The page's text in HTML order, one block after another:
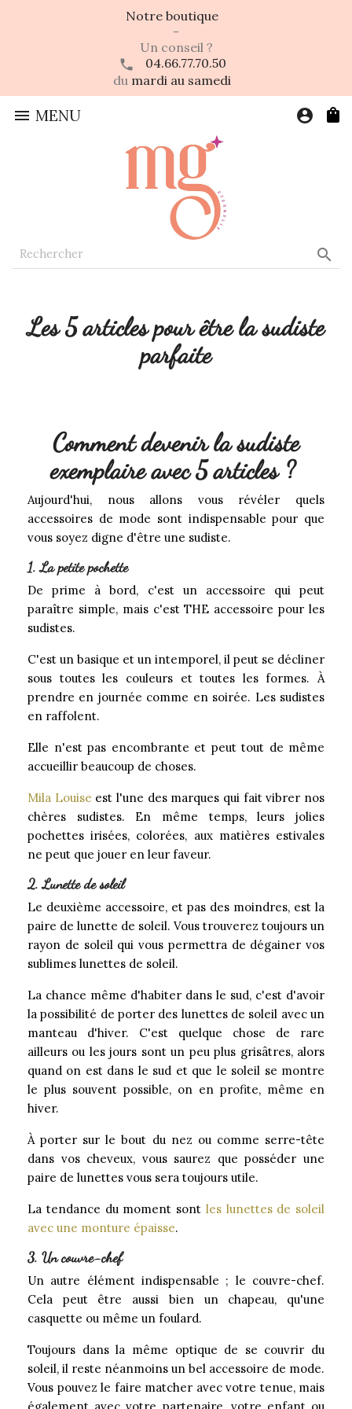
Notre boutique
-
Un conseil ?
04.66.77.70.50
du mardi au samedi
 MENU account_circle

Les 5 articles pour être la sudiste
parfaite
Comment devenir la sudiste
exemplaire avec 5 articles ?
Aujourd'hui, nous allons vous révéler quels
accessoires de mode sont indispensable pour que
vous soyez digne d'être une sudiste.
1. La petite pochette
De prime à bord, c'est un accessoire qui peut
paraître simple, mais c'est THE accessoire pour les
sudistes.
C'est un basique et un intemporel, il peut se décliner
sous toutes les couleurs et toutes les formes. À
prendre en journée comme en soirée. Les sudistes
en raffolent.
Elle n'est pas encombrante et peut tout de même
accueillir beaucoup de choses.
Mila Louise est l'une des marques qui fait vibrer nos
chères sudistes. En même temps, leurs jolies
pochettes irisées, colorées, aux matières estivales
ne peut que jouer en leur faveur.
2. Lunette de soleil
Le deuxième accessoire, et pas des moindres, est la
paire de lunette de soleil. Vous trouverez toujours un
rayon de soleil qui vous permettra de dégainer vos
sublimes lunettes de soleil.
La chance même d'habiter dans le sud, c'est d'avoir
la possibilité de porter des lunettes de soleil avec un
manteau d'hiver. C'est quelque chose de rare
ailleurs ou les jours sont un peu plus grisâtres, alors
quand on est dans le sud et que le soleil se montre
le plus souvent possible, on en profite, même en
hiver.
À porter sur le bout du nez ou comme serre-tête
dans vos cheveux, vous saurez que posséder une
paire de lunettes vous sera toujours utile.
La tendance du moment sont les lunettes de soleil
avec une monture épaisse.
3. Un couvre-chef
Un autre élément indispensable ; le couvre-chef.
Cela peut être aussi bien un chapeau, qu'une
casquette ou même un foulard.
Toujours dans la même optique de se couvrir du
soleil, il reste néanmoins un bel accessoire de mode.
Vous pouvez le faire matcher avec votre tenue, mais